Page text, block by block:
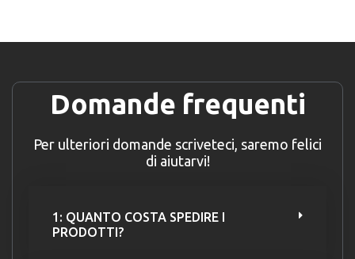
Domande frequenti
Per ulteriori domande scriveteci, saremo felici
di aiutarvi!
1: QUANTO COSTA SPEDIRE I
PRODOTTI?